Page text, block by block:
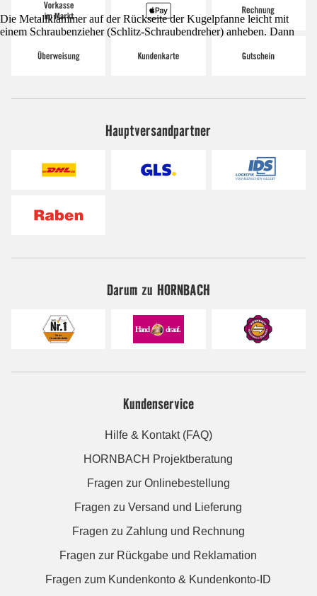
Die Metallklammer auf der Rückseite der Kugelpfanne leicht mit
einem Schraubenzieher (Schlitz-Schraubendreher) anheben. Dann
Hauptversandpartner
Darum zu HORNBACH
Kundenservice
Hilfe & Kontakt (FAQ)
HORNBACH Projektberatung
Fragen zur Onlinebestellung
Fragen zu Versand und Lieferung
Fragen zu Zahlung und Rechnung
Fragen zur Rückgabe und Reklamation
Fragen zum Kundenkonto & Kundenkonto-ID